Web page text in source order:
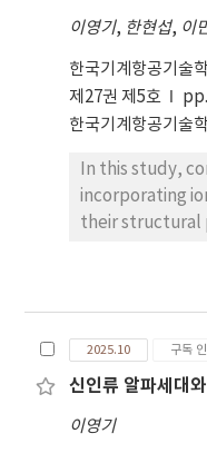
이영기, 한현섭, 이
한국기계항공기술
제27권 제5호
한국기계항공기술
In this study,
incorporating
their structural
discharge
prepared using
AF300), with
plasma
2025.10 구독
신인류 알파세대
이영기